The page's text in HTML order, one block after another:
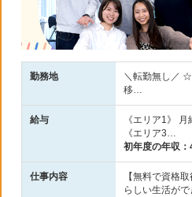
勤務地
＼転勤無し／
移…
給与
《エリア1》
《エリア3…
初年度の年収：
仕事内容
【無料で資格
らしい生活がで